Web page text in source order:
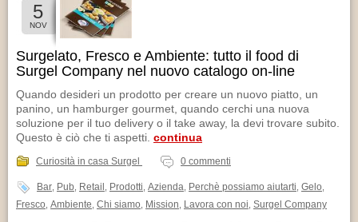
5
NOV
Surgelato, Fresco e Ambiente: tutto il food di
Surgel Company nel nuovo catalogo on-line
Quando desideri un prodotto per creare un nuovo piatto, un
panino, un hamburger gourmet, quando cerchi una nuova
soluzione per il tuo delivery o il take away, la devi trovare subito.
Questo è ciò che ti aspetti. continua
Curiosità in casa Surgel 0 commenti
Bar Pub Retail Prodotti Azienda Perchè possiamo aiutarti Gelo
Fresco Ambiente Chi siamo Mission Lavora con noi Surgel Company